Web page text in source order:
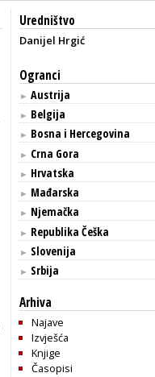
Uredništvo
Danijel Hrgić
Ogranci
► Austrija
► Belgija
► Bosna i Hercegovina
► Crna Gora
► Hrvatska
► Mađarska
► Njemačka
► Republika Češka
► Slovenija
► Srbija
Arhiva
Najave
Izvješća
Knjige
Časopisi